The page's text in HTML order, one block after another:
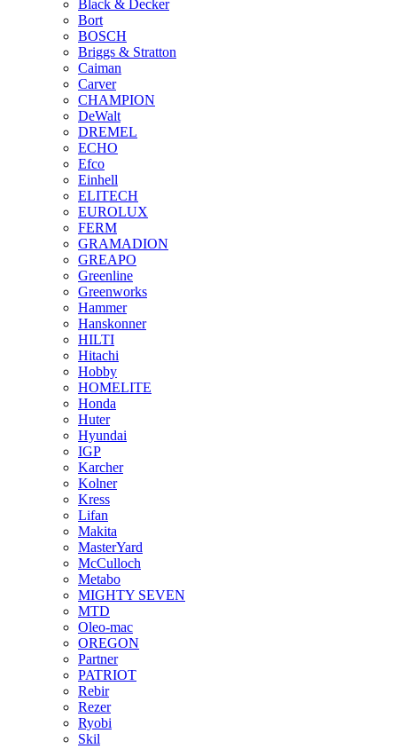
Black & Decker
Bort
BOSCH
Briggs & Stratton
Caiman
Carver
CHAMPION
DeWalt
DREMEL
ECHO
Efco
Einhell
ELITECH
EUROLUX
FERM
GRAMADION
GREAPO
Greenline
Greenworks
Hammer
Hanskonner
HILTI
Hitachi
Hobby
HOMELITE
Honda
Huter
Hyundai
IGP
Karcher
Kolner
Kress
Lifan
Makita
MasterYard
McCulloch
Metabo
MIGHTY SEVEN
MTD
Oleo-mac
OREGON
Partner
PATRIOT
Rebir
Rezer
Ryobi
Skil